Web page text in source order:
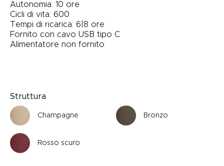
Autonomia: 10 ore
Cicli di vita: 600
Tempi di ricarica: 6|8 ore
Fornito con cavo USB tipo C
Alimentatore non fornito
Struttura
Champagne Bronzo
Rosso scuro